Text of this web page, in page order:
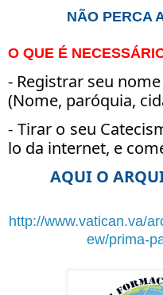
NÃO PERCA
O QUE É
- Registrar seu
(Nome, paróquia,
- Tirar o seu
lo da internet, e
AQUI O
http://www.vatican.va/
ew/prima-